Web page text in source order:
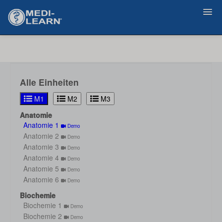
Alle Einheiten
M1 M2
M3
Anatomie
Anatomie 1
Demo
Anatomie 2 Demo
Anatomie 3 Demo
Anatomie 4 Demo
Anatomie 5 Demo
Anatomie 6 Demo
Biochemie
Biochemie 1
Demo
Biochemie 2 Demo